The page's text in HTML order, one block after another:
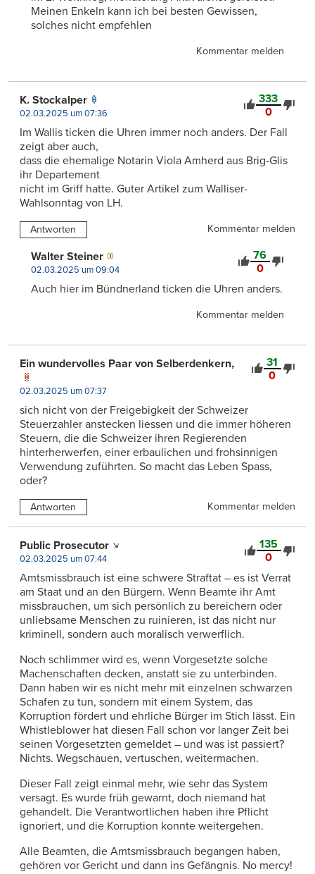
Meinen Enkeln kann ich bei besten Gewissen,
solches nicht empfehlen
Kommentar melden
333
0
K. Stockalper
02.03.2025 um 07:36
Im Wallis ticken die Uhren immer noch anders. Der Fall
zeigt aber auch,
dass die ehemalige Notarin Viola Amherd aus Brig-Glis
ihr Departement
nicht im Griff hatte. Guter Artikel zum Walliser-
Wahlsonntag von LH.
Antworten Kommentar melden
76
0
Walter Steiner
02.03.2025 um 09:04
Auch hier im Bündnerland ticken die Uhren anders.
Kommentar melden
31
0
Ein wundervolles Paar von Selberdenkern,
02.03.2025 um 07:37
sich nicht von der Freigebigkeit der Schweizer
Steuerzahler anstecken liessen und die immer höheren
Steuern, die die Schweizer ihren Regierenden
hinterherwerfen, einer erbaulichen und frohsinnigen
Verwendung zuführten. So macht das Leben Spass,
oder?
Antworten Kommentar melden
135
0
Public Prosecutor
02.03.2025 um 07:44
Amtsmissbrauch ist eine schwere Straftat – es ist Verrat
am Staat und an den Bürgern. Wenn Beamte ihr Amt
missbrauchen, um sich persönlich zu bereichern oder
unliebsame Menschen zu ruinieren, ist das nicht nur
kriminell, sondern auch moralisch verwerflich.
Noch schlimmer wird es, wenn Vorgesetzte solche
Machenschaften decken, anstatt sie zu unterbinden.
Dann haben wir es nicht mehr mit einzelnen schwarzen
Schafen zu tun, sondern mit einem System, das
Korruption fördert und ehrliche Bürger im Stich lässt. Ein
Whistleblower hat diesen Fall schon vor langer Zeit bei
seinen Vorgesetzten gemeldet – und was ist passiert?
Nichts. Wegschauen, vertuschen, weitermachen.
Dieser Fall zeigt einmal mehr, wie sehr das System
versagt. Es wurde früh gewarnt, doch niemand hat
gehandelt. Die Verantwortlichen haben ihre Pflicht
ignoriert, und die Korruption konnte weitergehen.
Alle Beamten, die Amtsmissbrauch begangen haben,
gehören vor Gericht und dann ins Gefängnis. No mercy!